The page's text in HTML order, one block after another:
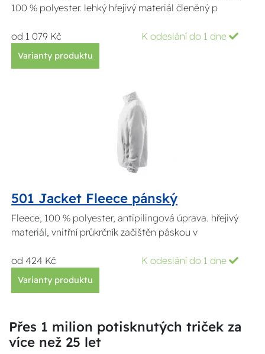
100 % polyester. lehký hřejivý materiál členěný p
od 1 079 Kč K odeslání do 1 dne
Varianty produktu
501 Jacket Fleece pánský
Fleece, 100 % polyester, antipilingová úprava. hřejivý
materiál, vnitřní průkrčník začištěn páskou v
od 424 Kč K odeslání do 1 dne
Varianty produktu
Přes 1 milion potisknutých triček za
více než 25 let